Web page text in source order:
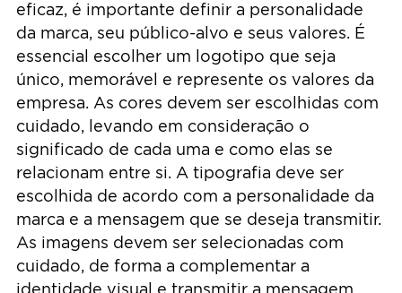
eficaz, é importante definir a personalidade
da marca, seu público-alvo e seus valores. É
essencial escolher um logotipo que seja
único, memorável e represente os valores da
empresa. As cores devem ser escolhidas com
cuidado, levando em consideração o
significado de cada uma e como elas se
relacionam entre si. A tipografia deve ser
escolhida de acordo com a personalidade da
marca e a mensagem que se deseja transmitir.
As imagens devem ser selecionadas com
cuidado, de forma a complementar a
identidade visual e transmitir a mensagem